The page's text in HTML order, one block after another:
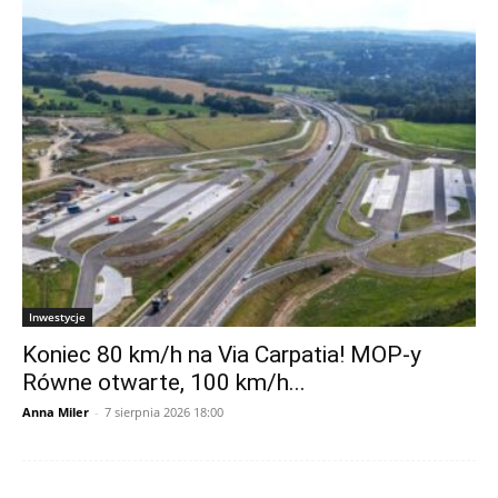
Inwestycje
Koniec 80 km/h na Via Carpatia! MOP-y
Równe otwarte, 100 km/h...
Anna Miler - 7 sierpnia 2026 18:00